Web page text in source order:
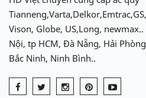
Vison, Globe, US,Long,
Nội, tp HCM, Đà Nẵng, Hải
Bắc Ninh, Ninh Bình..